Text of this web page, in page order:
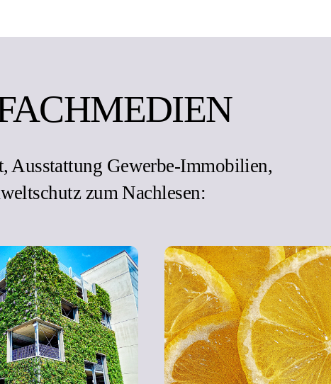
Ausstattung Gewerbe-Immobilien,
zum Nachlesen: